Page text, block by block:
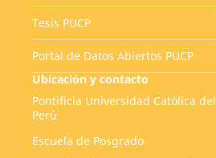
Tesis PUCP
Portal de Datos Abiertos PUCP
Ubicación y contacto
Pontificia Universidad Católica del
Perú
Escuela de Posgrado